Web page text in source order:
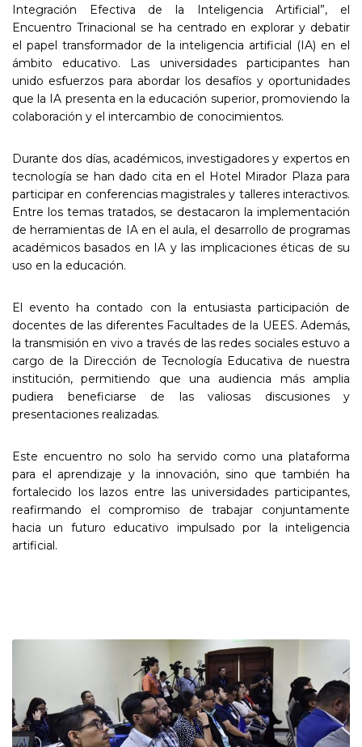
Integración Efectiva de la Inteligencia Artificial”, el
Encuentro Trinacional se ha centrado en explorar y debatir
el papel transformador de la inteligencia artificial (IA) en el
ámbito educativo. Las universidades participantes han
unido esfuerzos para abordar los desafíos y oportunidades
que la IA presenta en la educación superior, promoviendo la
colaboración y el intercambio de conocimientos.
Durante dos días, académicos, investigadores y expertos en
tecnología se han dado cita en el Hotel Mirador Plaza para
participar en conferencias magistrales y talleres interactivos.
Entre los temas tratados, se destacaron la implementación
de herramientas de IA en el aula, el desarrollo de programas
académicos basados en IA y las implicaciones éticas de su
uso en la educación.
El evento ha contado con la entusiasta participación de
docentes de las diferentes Facultades de la UEES. Además,
la transmisión en vivo a través de las redes sociales estuvo a
cargo de la Dirección de Tecnología Educativa de nuestra
institución, permitiendo que una audiencia más amplia
pudiera beneficiarse de las valiosas discusiones y
presentaciones realizadas.
Este encuentro no solo ha servido como una plataforma
para el aprendizaje y la innovación, sino que también ha
fortalecido los lazos entre las universidades participantes,
reafirmando el compromiso de trabajar conjuntamente
hacia un futuro educativo impulsado por la inteligencia
artificial.